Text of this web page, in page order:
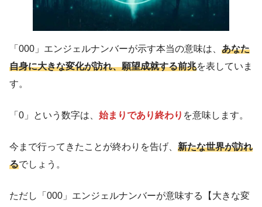
「000」エンジェルナンバーが示す本当の意味は、 あなた
自身に大きな変化が訪れ、願望成就する前兆を表していま
す。
「0」という数字は、 始まりであり終わり を意味します。
今まで行ってきたことが終わりを告げ、 新たな世界が訪れ
るでしょう。
ただし「000」エンジェルナンバーが意味する【大きな変